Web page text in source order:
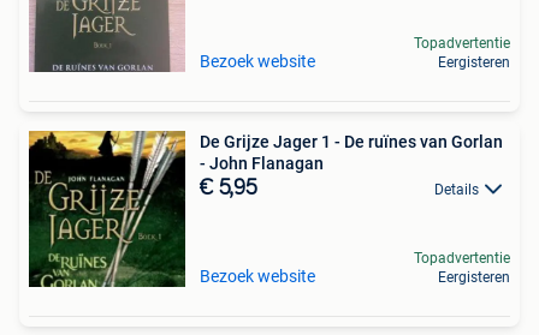
Bezoek website
Topadvertentie
Eergisteren
De Grijze Jager 1 - De ruïnes van Gorlan
- John Flanagan
€ 5,95 Details
Bezoek website
Topadvertentie
Eergisteren